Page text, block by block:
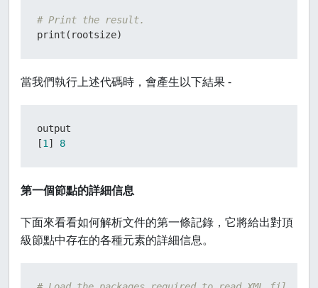
  </EMPLOYEE>
  <EMPLOYEE>
    <SALARY>632.8</SALARY>
  </EMPLOYEE>
  <EMPLOYEE>
    <SALARY>722.5</SALARY>
    <DEPT>Finance</DEPT>
  </EMPLOYEE>
</RECORDS>
# Print the result.
print ( rootsize)
當我們執行上述代碼時，會產生以下結果 -
[1 ] 8
第一個節點的詳細信息
下面來看看如何解析文件的第一條記錄，它將給出對頂
級節點中存在的各種元素的詳細信息。